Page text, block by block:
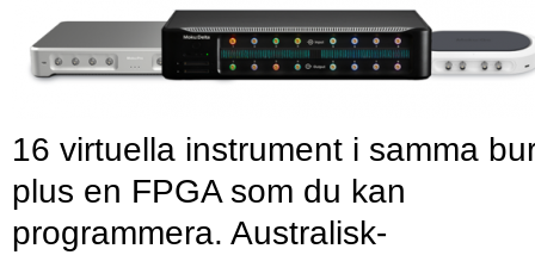
16 virtuella instrument i samma
plus en FPGA som du kan
programmera. Australisk-